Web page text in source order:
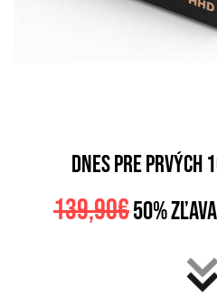
dnes pre prvých
139,90€50%